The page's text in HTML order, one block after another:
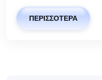
ΠΕΡΙΣΣΌΤΕΡΑ